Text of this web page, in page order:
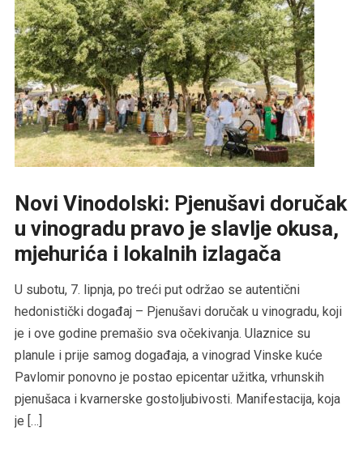
Novi Vinodolski: Pjenušavi doručak
u vinogradu pravo je slavlje okusa,
mjehurića i lokalnih izlagača
U subotu, 7. lipnja, po treći put održao se autentični
hedonistički događaj – Pjenušavi doručak u vinogradu, koji
je i ove godine premašio sva očekivanja. Ulaznice su
planule i prije samog događaja, a vinograd Vinske kuće
Pavlomir ponovno je postao epicentar užitka, vrhunskih
pjenušaca i kvarnerske gostoljubivosti. Manifestacija, koja
je […]